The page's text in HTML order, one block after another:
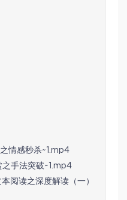
情感秒杀~1.mp4
手法突破~1.mp4
阅读之深度解读（一）